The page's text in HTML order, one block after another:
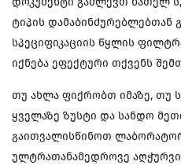
ტიპის დამაბინძურებლებთან
სპეციფიკაციის წყლის
იქნება ეფექტური თქვენს
თუ ახლა ფიქრობთ იმაზე, თუ
ყველაზე ზუსტი და სანდო
გაითვალისწინოთ
ულტრათანამედროვე